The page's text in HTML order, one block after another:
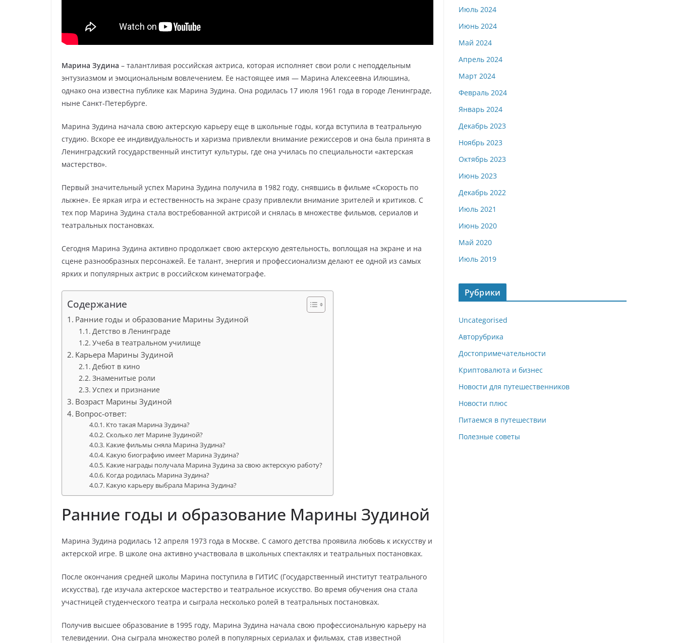
Марина Зудина – талантливая российская актриса, которая исполняет свои роли с неподдельным
энтузиазмом и эмоциональным вовлечением. Ее настоящее имя — Марина Алексеевна Илюшина,
однако она известна публике как Марина Зудина. Она родилась 17 июля 1961 года в городе Ленинграде,
ныне Санкт-Петербурге.
Марина Зудина начала свою актерскую карьеру еще в школьные годы, когда вступила в театральную
студию. Вскоре ее индивидуальность и харизма привлекли внимание режиссеров и она была принята в
Ленинградский государственный институт культуры, где она училась по специальности «актерская
мастерство».
Первый значительный успех Марина Зудина получила в 1982 году, снявшись в фильме «Скорость по
лыжне». Ее яркая игра и естественность на экране сразу привлекли внимание зрителей и критиков. С
тех пор Марина Зудина стала востребованной актрисой и снялась в множестве фильмов, сериалов и
театральных постановках.
Сегодня Марина Зудина активно продолжает свою актерскую деятельность, воплощая на экране и на
сцене разнообразных персонажей. Ее талант, энергия и профессионализм делают ее одной из самых
ярких и популярных актрис в российском кинематографе.
Содержание
Ранние годы и образование Марины Зудиной
Детство в Ленинграде
Учеба в театральном училище
Карьера Марины Зудиной
Дебют в кино
Знаменитые роли
Успех и признание
Возраст Марины Зудиной
Вопрос-ответ:
Кто такая Марина Зудина?
Сколько лет Марине Зудиной?
Какие фильмы сняла Марина Зудина?
Какую биографию имеет Марина Зудина?
Какие награды получала Марина Зудина за свою актерскую работу?
Когда родилась Марина Зудина?
Какую карьеру выбрала Марина Зудина?
Ранние годы и образование Марины Зудиной
Марина Зудина родилась 12 апреля 1973 года в Москве. С самого детства проявила любовь к искусству и
актерской игре. В школе она активно участвовала в школьных спектаклях и театральных постановках.
После окончания средней школы Марина поступила в ГИТИС (Государственный институт театрального
искусства), где изучала актерское мастерство и театральное искусство. Во время обучения она стала
участницей студенческого театра и сыграла несколько ролей в театральных постановках.
Получив высшее образование в 1995 году, Марина Зудина начала свою профессиональную карьеру на
телевидении. Она сыграла множество ролей в популярных сериалах и фильмах, став известной
Июль 2024
Июнь 2024
Май 2024
Апрель 2024
Март 2024
Февраль 2024
Январь 2024
Декабрь 2023
Ноябрь 2023
Октябрь 2023
Июнь 2023
Декабрь 2022
Июль 2021
Июнь 2020
Май 2020
Июль 2019
Рубрики
Uncategorised
Авторубрика
Достопримечательности
Криптовалюта и бизнес
Новости для путешественников
Новости плюс
Питаемся в путешествии
Полезные советы